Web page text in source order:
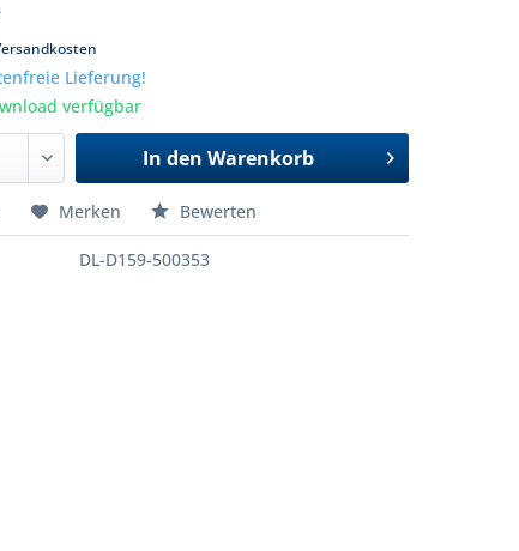
Lieferung!
verfügbar
In den Warenkorb
Merken Bewerten
DL-D159-500353